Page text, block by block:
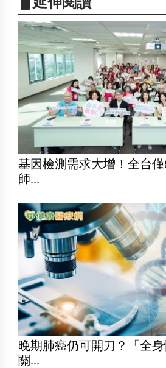
基因檢測需求大增！全台
師...
晚期肺癌仍可開刀？「全
關...